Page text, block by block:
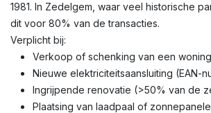
1981. In Zedelgem, waar veel historische
dit voor 80% van de transacties.
Verplicht bij:
Verkoop of schenking van een
Nieuwe elektriciteitsaansluiting (EAN-
Ingrijpende renovatie (>50% van de
Plaatsing van laadpaal of